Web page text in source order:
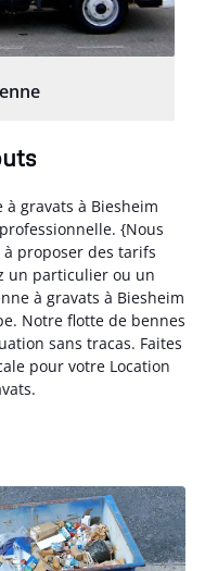
gravats à Biesheim
{Nous
proposer des tarifs
un particulier ou un
à gravats à Biesheim
Notre flotte de bennes
sans tracas. Faites
pour votre Location